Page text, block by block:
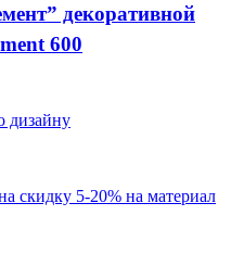
декоративной
600
дизайну
скидку 5-20% на материал